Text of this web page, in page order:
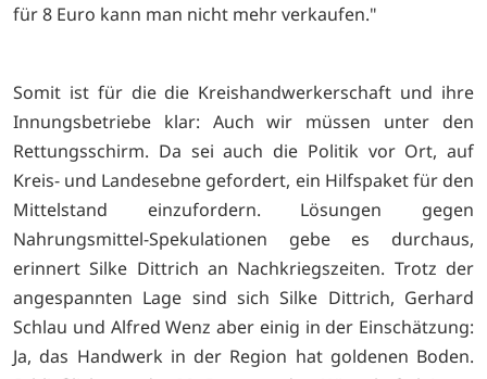
für 8 Euro kann man nicht mehr verkaufen."
Somit ist für die die Kreishandwerkerschaft und ihre
Innungsbetriebe klar: Auch wir müssen unter den
Rettungsschirm. Da sei auch die Politik vor Ort, auf
Kreis- und Landesebne gefordert, ein Hilfspaket für den
Mittelstand einzufordern. Lösungen gegen
Nahrungsmittel-Spekulationen gebe es durchaus,
erinnert Silke Dittrich an Nachkriegszeiten. Trotz der
angespannten Lage sind sich Silke Dittrich, Gerhard
Schlau und Alfred Wenz aber einig in der Einschätzung:
Ja, das Handwerk in der Region hat goldenen Boden.